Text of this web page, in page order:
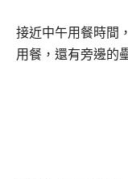
接近中午用餐時間
用餐，還有旁邊的